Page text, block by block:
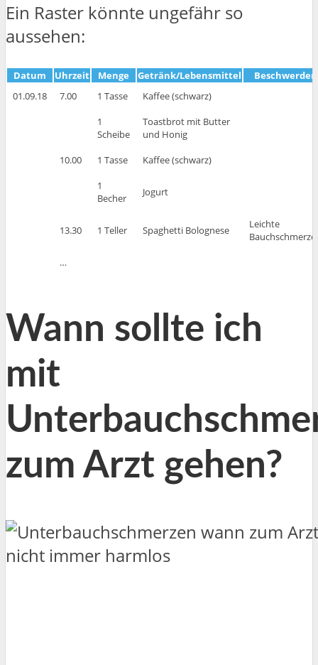
Ein Raster könnte ungefähr so
aussehen:
Datum Uhrzeit Menge Getränk/Lebensmittel
Beschwerden
01.09.18
7.00 1 Tasse
Kaffee (schwarz)
1
Scheibe
Toastbrot mit Butter
und Honig
10.00
1 Tasse
Kaffee (schwarz)
1
Becher
Jogurt
13.30 1 Teller Spaghetti Bolognese
Leichte
…
Wann sollte ich
mit
zum Arzt gehen?